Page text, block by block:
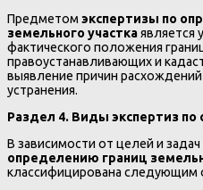
Предметом экспертизы по
земельного участкаявляется
фактического положения
правоустанавливающих и
выявление причин расхождений
устранения.
Раздел 4. Виды экспертиз
В зависимости от целей и
определению границ
классифицирована следующим